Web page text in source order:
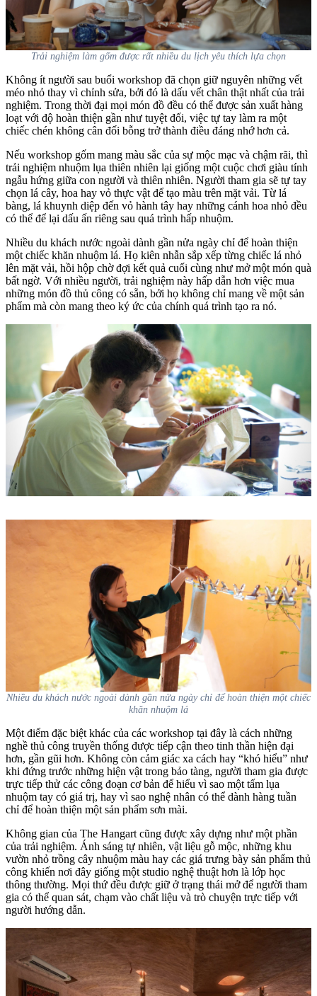
Trải nghiệm làm gốm được rất nhiều du lịch yêu thích lựa chọn
Không ít người sau buổi workshop đã chọn giữ nguyên những vết
méo nhỏ thay vì chỉnh sửa, bởi đó là dấu vết chân thật nhất của trải
nghiệm. Trong thời đại mọi món đồ đều có thể được sản xuất hàng
loạt với độ hoàn thiện gần như tuyệt đối, việc tự tay làm ra một
chiếc chén không cân đối bỗng trở thành điều đáng nhớ hơn cả.
Nếu workshop gốm mang màu sắc của sự mộc mạc và chậm rãi, thì
trải nghiệm nhuộm lụa thiên nhiên lại giống một cuộc chơi giàu tính
ngẫu hứng giữa con người và thiên nhiên. Người tham gia sẽ tự tay
chọn lá cây, hoa hay vỏ thực vật để tạo màu trên mặt vải. Từ lá
bàng, lá khuynh diệp đến vỏ hành tây hay những cánh hoa nhỏ đều
có thể để lại dấu ấn riêng sau quá trình hấp nhuộm.
Nhiều du khách nước ngoài dành gần nửa ngày chỉ để hoàn thiện
một chiếc khăn nhuộm lá. Họ kiên nhẫn sắp xếp từng chiếc lá nhỏ
lên mặt vải, hồi hộp chờ đợi kết quả cuối cùng như mở một món quà
bất ngờ. Với nhiều người, trải nghiệm này hấp dẫn hơn việc mua
những món đồ thủ công có sẵn, bởi họ không chỉ mang về một sản
phẩm mà còn mang theo ký ức của chính quá trình tạo ra nó.
Nhiều du khách nước ngoài dành gần nửa ngày chỉ để hoàn thiện một chiếc
khăn nhuộm lá
Một điểm đặc biệt khác của các workshop tại đây là cách những
nghề thủ công truyền thống được tiếp cận theo tinh thần hiện đại
hơn, gần gũi hơn. Không còn cảm giác xa cách hay “khó hiểu” như
khi đứng trước những hiện vật trong bảo tàng, người tham gia được
trực tiếp thử các công đoạn cơ bản để hiểu vì sao một tấm lụa
nhuộm tay có giá trị, hay vì sao nghệ nhân có thể dành hàng tuần
chỉ để hoàn thiện một sản phẩm sơn mài.
Không gian của The Hangart cũng được xây dựng như một phần
của trải nghiệm. Ánh sáng tự nhiên, vật liệu gỗ mộc, những khu
vườn nhỏ trồng cây nhuộm màu hay các giá trưng bày sản phẩm thủ
công khiến nơi đây giống một studio nghệ thuật hơn là lớp học
thông thường. Mọi thứ đều được giữ ở trạng thái mở để người tham
gia có thể quan sát, chạm vào chất liệu và trò chuyện trực tiếp với
người hướng dẫn.